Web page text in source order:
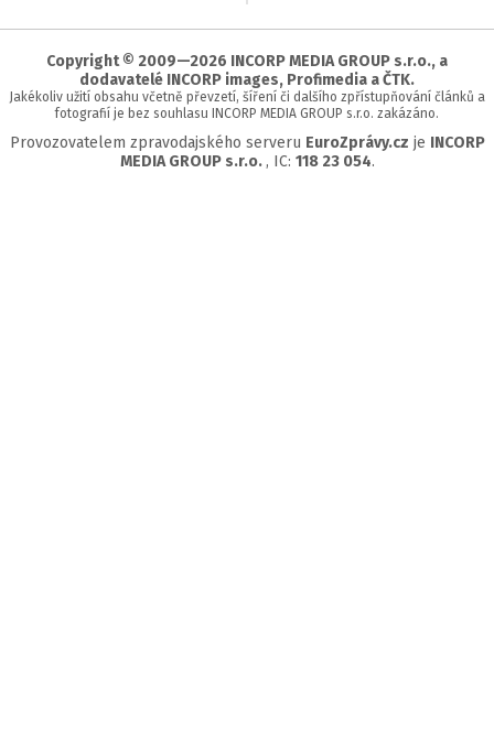
stránky
Copyright © 2009—2026 INCORP MEDIA GROUP s.r.o., a
dodavatelé INCORP images, Profimedia a ČTK.
Jakékoliv užití obsahu včetně převzetí, šíření či dalšího zpřístupňování článků a
fotografií je bez souhlasu INCORP MEDIA GROUP s.r.o. zakázáno.
Provozovatelem zpravodajského serveru EuroZprávy.cz je INCORP
MEDIA GROUP s.r.o. , IC: 118 23 054.